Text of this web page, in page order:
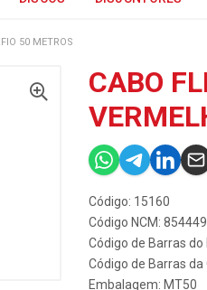
50 METROS
CABO
Código: 15160
Código NCM:
Código de Barras
Código de Barras
Embalagem: MT50